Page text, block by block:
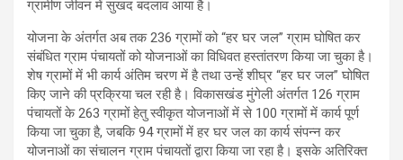
ग्रामीण जीवन में सुखद बदलाव आया है।
योजना के अंतर्गत अब तक 236 ग्रामों को “हर घर जल” ग्राम घोषित कर
संबंधित ग्राम पंचायतों को योजनाओं का विधिवत हस्तांतरण किया जा चुका है।
शेष ग्रामों में भी कार्य अंतिम चरण में है तथा उन्हें शीघ्र “हर घर जल” घोषित
किए जाने की प्रक्रिया चल रही है। विकासखंड मुंगेली अंतर्गत 126 ग्राम
पंचायतों के 263 ग्रामों हेतु स्वीकृत योजनाओं में से 100 ग्रामों में कार्य पूर्ण
किया जा चुका है, जबकि 94 ग्रामों में हर घर जल का कार्य संपन्न कर
योजनाओं का संचालन ग्राम पंचायतों द्वारा किया जा रहा है। इसके अतिरिक्त